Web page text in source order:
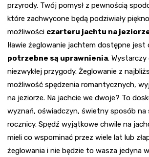
przyrody. Twój pomysł z pewnością
które zachwycone będą podziwiały
możliwości czarteru jachtu na
Iławie żeglowanie jachtem dostępne jest
potrzebne są uprawnienia.
niezwykłej przygody. Żeglowanie z
możliwość spędzenia romantycznych,
na jeziorze. Na jachcie we dwoje? To
wyznań, oświadczyn, świetny sposób na
rocznicy. Spędź wyjątkowe chwile na
mieli co wspominać przez wiele lat lub
żeglowania i nie będzie to wasza jedyna